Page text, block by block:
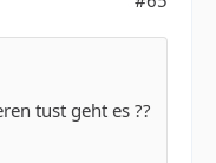
tust geht es ??